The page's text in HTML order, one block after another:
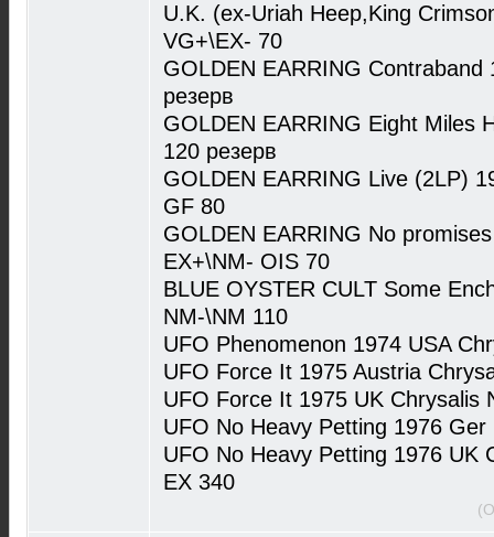
U.K. (ex-Uriah Heep,King
VG+\EX- 70
GOLDEN EARRING
резерв
GOLDEN EARRING Eight Miles
120 резерв
GOLDEN EARRING Live (2LP)
GF 80
GOLDEN EARRING No
EX+\NM- OIS 70
BLUE OYSTER CULT Some
NM-\NM 110
UFO Phenomenon 1974 USA
UFO Force It 1975 Austria
UFO Force It 1975 UK Chrysalis
UFO No Heavy Petting 1976
UFO No Heavy Petting 1976 UK
EX 340